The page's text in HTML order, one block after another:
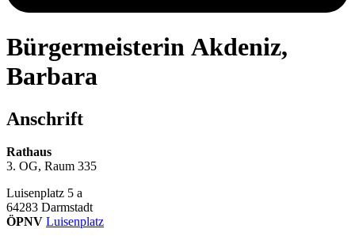
Bürgermeisterin Akdeniz,
Barbara
Anschrift
Rathaus
3. OG, Raum 335
Luisenplatz 5 a
64283 Darmstadt
ÖPNV Luisenplatz